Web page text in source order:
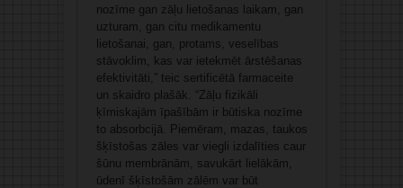
nozīme gan zāļu lietošanas laikam, gan
uzturam, gan citu medikamentu
lietošanai, gan, protams, veselības
stāvoklim, kas var ietekmēt ārstēšanas
efektivitāti,” teic sertificētā farmaceite
un skaidro plašāk. “Zāļu fizikāli
ķīmiskajām īpašībām ir būtiska nozīme
to absorbcijā. Piemēram, mazas, taukos
šķīstošas zāles var viegli izdalīties caur
šūnu membrānām, savukārt lielākām,
ūdenī šķīstošām zālēm var būt